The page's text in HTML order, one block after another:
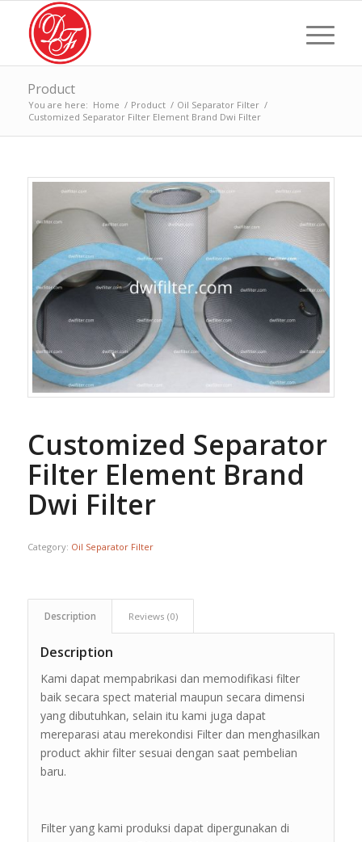
Product
You are here: Home / Product / Oil Separator Filter /
Customized Separator Filter Element Brand Dwi Filter
Customized Separator
Filter Element Brand
Dwi Filter
Category: Oil Separator Filter
Description Reviews (0)
Description
Kami dapat mempabrikasi dan memodifikasi filter
baik secara spect material maupun secara dimensi
yang dibutuhkan, selain itu kami juga dapat
mereparasi atau merekondisi Filter dan menghasilkan
product akhir filter sesuai dengan saat pembelian
baru.
Filter yang kami produksi dapat dipergunakan di